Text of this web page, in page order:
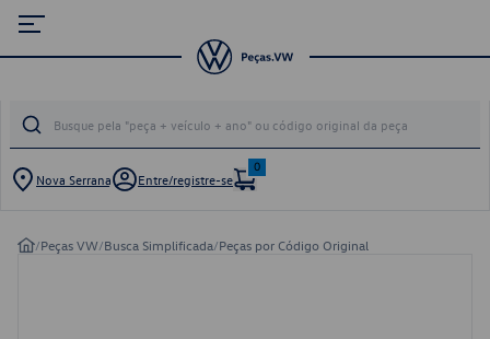
Nova Serrana Entre/registre-se
0
/Peças VW/Busca Simplificada/Peças por Código Original